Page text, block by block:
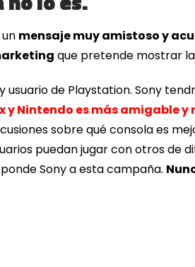
mensaje muy amistoso y
que pretende mostrar
usuario de Playstation. Sony
y Nintendo es más amigable
sobre qué consola es
puedan jugar con otros de
Sony a esta campaña.